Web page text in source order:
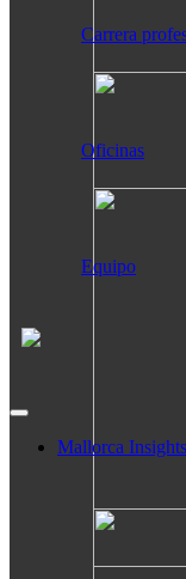
Carrera
Oficinas
Equipo
Mallorca Insights